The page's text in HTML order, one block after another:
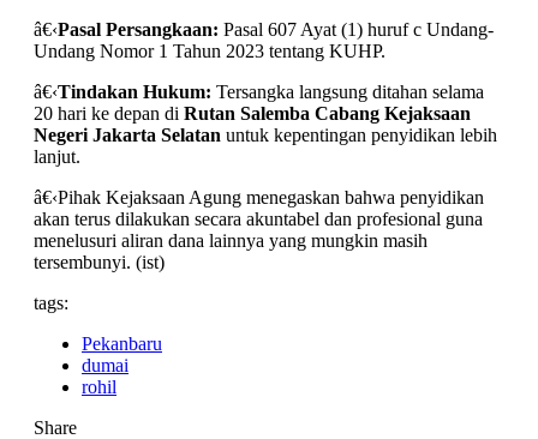
â€‹Pasal Persangkaan: Pasal 607 Ayat (1) huruf c Undang-
Undang Nomor 1 Tahun 2023 tentang KUHP.
â€‹Tindakan Hukum: Tersangka langsung ditahan selama
20 hari ke depan di Rutan Salemba Cabang Kejaksaan
Negeri Jakarta Selatan untuk kepentingan penyidikan lebih
lanjut.
â€‹Pihak Kejaksaan Agung menegaskan bahwa penyidikan
akan terus dilakukan secara akuntabel dan profesional guna
menelusuri aliran dana lainnya yang mungkin masih
tersembunyi. (ist)
tags:
Pekanbaru
dumai
rohil
Share